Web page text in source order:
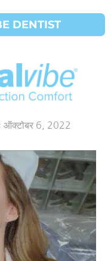
DENTIST
ऑक्टोबर 6, 2022